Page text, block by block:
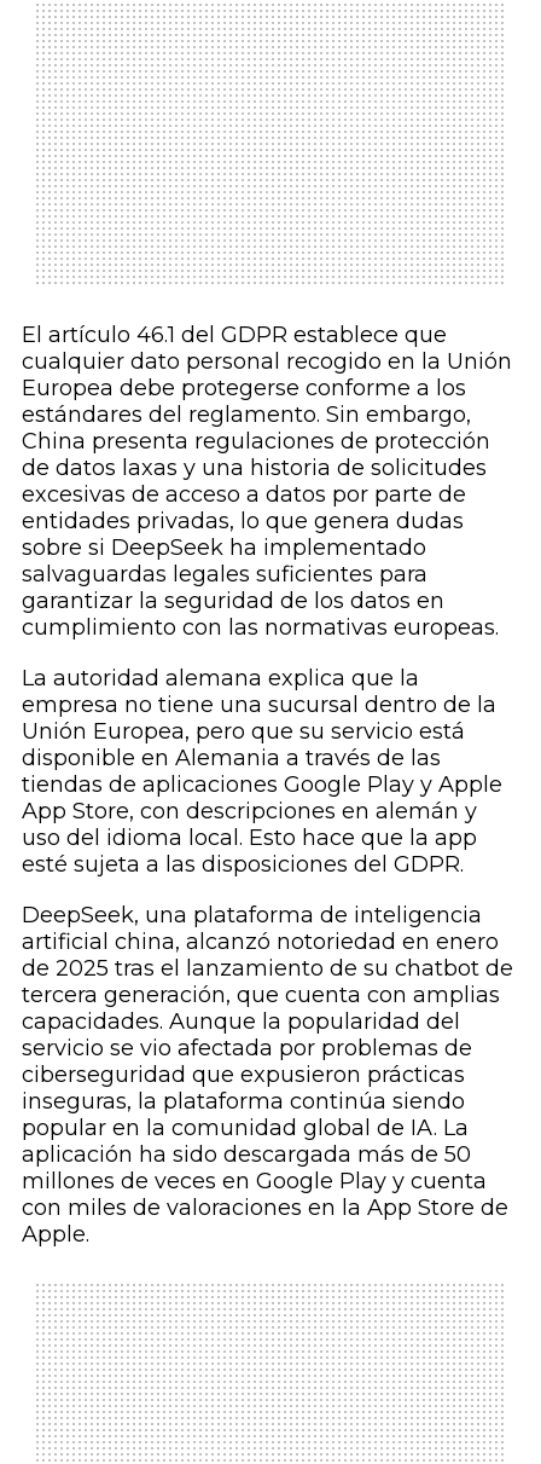
El artículo 46.1 del GDPR establece que
cualquier dato personal recogido en la Unión
Europea debe protegerse conforme a los
estándares del reglamento. Sin embargo,
China presenta regulaciones de protección
de datos laxas y una historia de solicitudes
excesivas de acceso a datos por parte de
entidades privadas, lo que genera dudas
sobre si DeepSeek ha implementado
salvaguardas legales suficientes para
garantizar la seguridad de los datos en
cumplimiento con las normativas europeas.
La autoridad alemana explica que la
empresa no tiene una sucursal dentro de la
Unión Europea, pero que su servicio está
disponible en Alemania a través de las
tiendas de aplicaciones Google Play y Apple
App Store, con descripciones en alemán y
uso del idioma local. Esto hace que la app
esté sujeta a las disposiciones del GDPR.
DeepSeek, una plataforma de inteligencia
artificial china, alcanzó notoriedad en enero
de 2025 tras el lanzamiento de su chatbot de
tercera generación, que cuenta con amplias
capacidades. Aunque la popularidad del
servicio se vio afectada por problemas de
ciberseguridad que expusieron prácticas
inseguras, la plataforma continúa siendo
popular en la comunidad global de IA. La
aplicación ha sido descargada más de 50
millones de veces en Google Play y cuenta
con miles de valoraciones en la App Store de
Apple.